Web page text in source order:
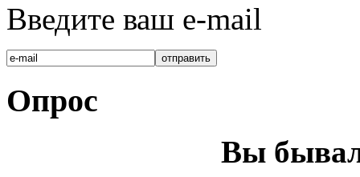
Введите ваш e-mail
Опрос
Вы